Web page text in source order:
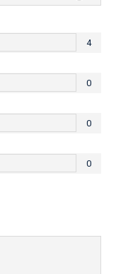
4
0
0
0